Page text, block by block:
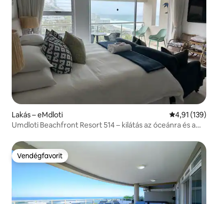
Lakás – eMdloti Átlagos
4,91 (139)
Umdloti Beachfront Resort 514 – kilátás az óceánra és a
Vendégfavorit
Vendégfavorit